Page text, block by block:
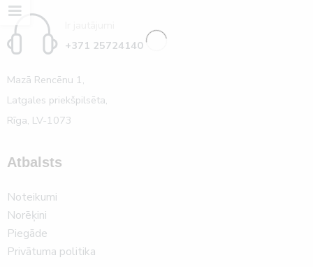
+371 25724140
Mazā Rencēnu 1,
Latgales priekšpilsēta,
Rīga, LV-1073
Atbalsts
Noteikumi
Norēķini
Piegāde
Privātuma politika